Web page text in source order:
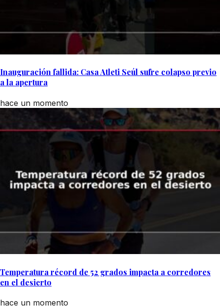
Inauguración fallida: Casa Atleti Seúl sufre colapso previo
a la apertura
hace un momento
Temperatura récord de 52 grados impacta a corredores
en el desierto
hace un momento